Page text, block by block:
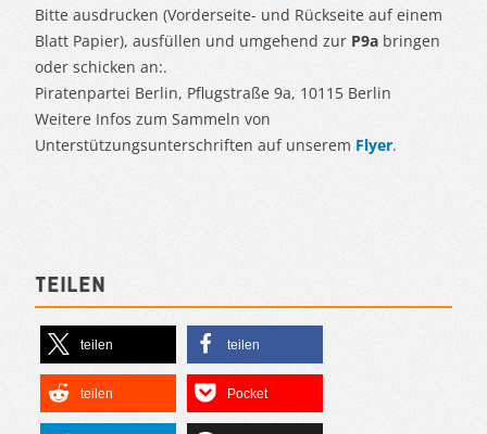
Bitte ausdrucken (Vorderseite- und Rückseite auf einem
Blatt Papier), ausfüllen und umgehend zur P9a bringen
oder schicken an:.
Piratenpartei Berlin, Pflugstraße 9a, 10115 Berlin
Weitere Infos zum Sammeln von
Unterstützungsunterschriften auf unserem Flyer.
Teilen
teilen teilen
teilen Pocket